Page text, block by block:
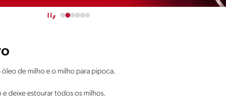
óleo de milho e o milho para pipoca.
e deixe estourar todos os milhos.